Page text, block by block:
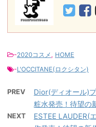
-2020コスメ, HOME
-L'OCCITANE(ロクシタン)
PREV
Dior(ディオール)
粧水発売！待望の
NEXT
ESTEE LAUDER(